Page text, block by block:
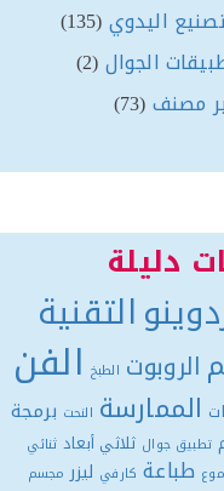
اليدوي(135)
الجوال(2)
مصنف(73)
دليلة
التقنية
الروبوت الطبخ الفن
الممارسة النحت برمجة
تطبيق جوال ثلاثي أبعاد ثنائي
طباعة كارفي ليزر مجسم